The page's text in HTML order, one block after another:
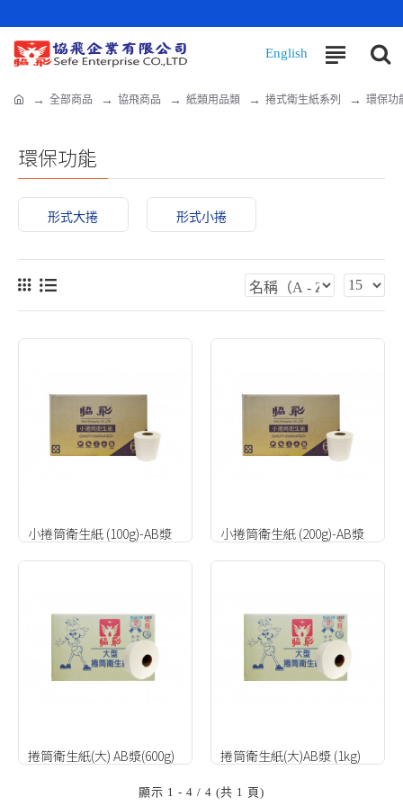
全部商品 協飛商品 紙類用品類 捲式衛生紙系列 環保功
環保功能
形式大捲 形式小捲
小捲筒衛生紙 (100g)-AB漿 小捲筒衛生紙 (200g)-AB漿
捲筒衛生紙(大) AB漿(600g) 捲筒衛生紙(大)AB漿 (1kg)
顯示 1 - 4 / 4 (共 1 頁)